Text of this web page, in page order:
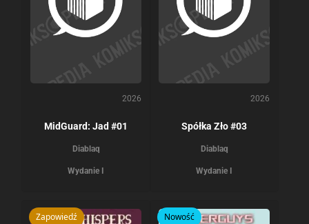
2026
MidGuard: Jad #01
Diablaq
Wydanie I
2026
Spółka Zło #03
Diablaq
Wydanie I
Zapowiedź Nowość